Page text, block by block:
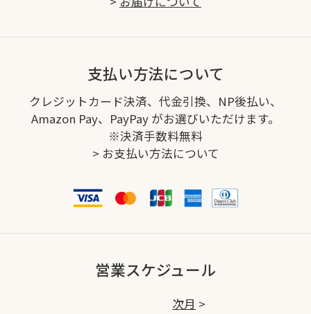
支払い方法について
クレジットカード決済、代金引換、NP後払い、
Amazon Pay、PayPay がお選びいただけます。
※決済手数料無料
> お支払い方法について
営業スケジュール
次月